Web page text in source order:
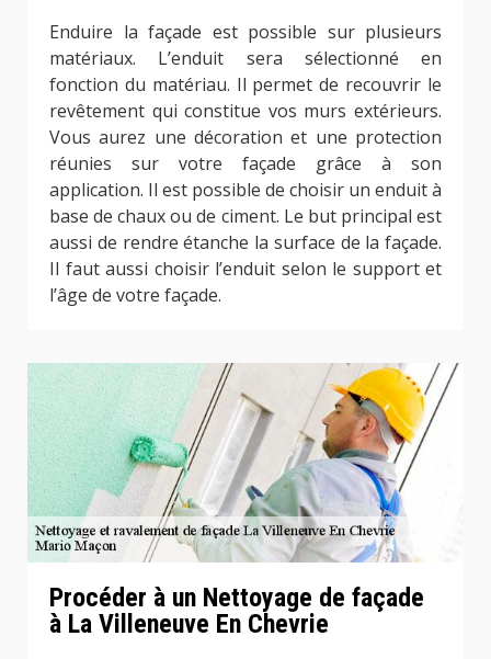
Enduire la façade est possible sur plusieurs
matériaux. L’enduit sera sélectionné en
fonction du matériau. Il permet de recouvrir le
revêtement qui constitue vos murs extérieurs.
Vous aurez une décoration et une protection
réunies sur votre façade grâce à son
application. Il est possible de choisir un enduit à
base de chaux ou de ciment. Le but principal est
aussi de rendre étanche la surface de la façade.
Il faut aussi choisir l’enduit selon le support et
l’âge de votre façade.
Procéder à un Nettoyage de façade
à La Villeneuve En Chevrie